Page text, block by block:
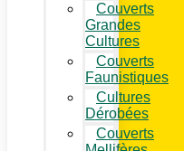
Couverts
Grandes
Cultures
Couverts
Faunistiques
Cultures
Dérobées
Couverts